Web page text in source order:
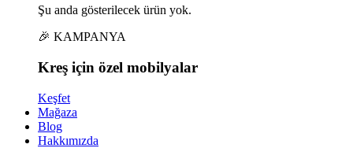
Şu anda gösterilecek ürün yok.
🎉 KAMPANYA
Kreş için özel mobilyalar
Keşfet
Mağaza
Blog
Hakkımızda